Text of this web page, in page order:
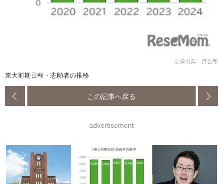
画像出典：河合塾
東大前期日程・志願者の推移
この記事へ戻る
advertisement